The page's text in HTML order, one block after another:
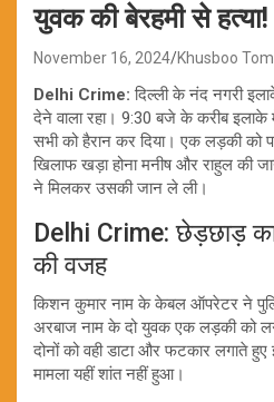
युवक की बेरहमी से हत्या!
November 16, 2024 Khusboo
Delhi Crime: दिल्ली के नंद नगरी
देने वाला रहा। 9:30 बजे के करीब
सभी को हैरान कर दिया। एक लड़की को
खिलाफ खड़ा होना मनीष और राहुल की
ने मिलकर उसकी जान ले ली।
Delhi Crime: छेड़छाड़ का
की वजह
किशन कुमार नाम के केबल ऑपरेटर ने
अरबाज नाम के दो युवक एक लड़की को
दोनों को वही डाटा और फटकार लगाते
मामला यहीं शांत नहीं हुआ।